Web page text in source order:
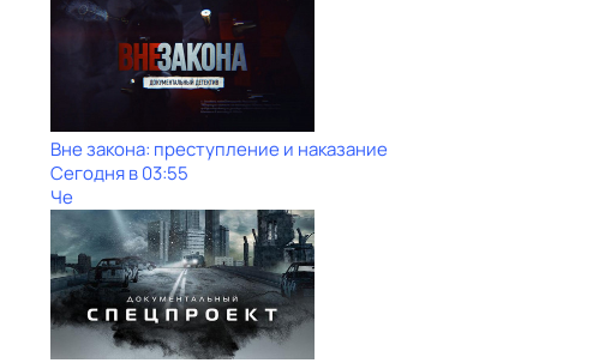
Вне закона: преступление и наказание
Сегодня в 03:55
Че